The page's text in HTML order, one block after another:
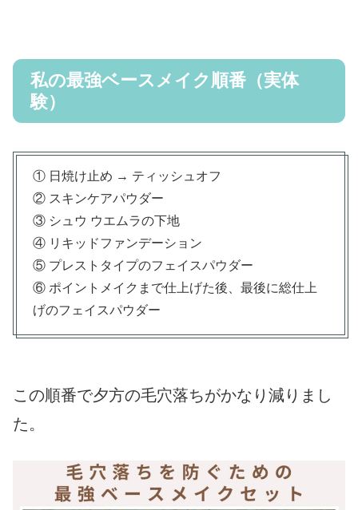
私の最強ベースメイク順番（実体
験）
① 日焼け止め → ティッシュオフ
② スキンケアパウダー
③ シュウ ウエムラの下地
④ リキッドファンデーション
⑤ プレストタイプのフェイスパウダー
⑥ ポイントメイクまで仕上げた後、最後に総仕上
げのフェイスパウダー
この順番で夕方の毛穴落ちがかなり減りまし
た。